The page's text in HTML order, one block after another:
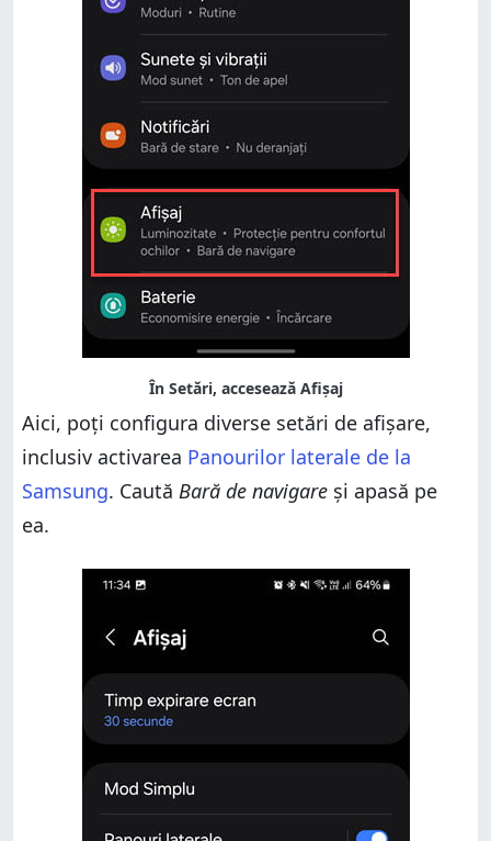
Aici, poți configura diverse setări de afișare,
inclusiv activarea Panourilor laterale de la
Samsung. Caută Bară de navigare și apasă pe
ea.